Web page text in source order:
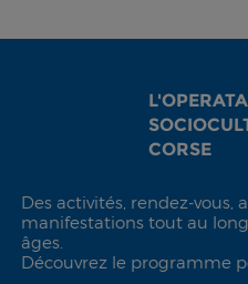
CORSE
Des activités, rendez-vous,
manifestations tout au
âges.
Découvrez le programme